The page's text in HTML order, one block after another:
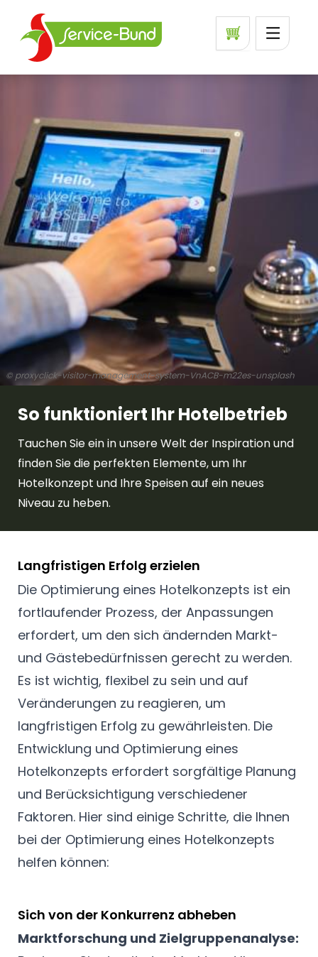
© proxyclick-visitor-management-system-VnACB-m22es-unsplash
So funktioniert Ihr Hotelbetrieb
Tauchen Sie ein in unsere Welt der Inspiration und
finden Sie die perfekten Elemente, um Ihr
Hotelkonzept und Ihre Speisen auf ein neues
Niveau zu heben.
Langfristigen Erfolg erzielen
Die Optimierung eines Hotelkonzepts ist ein
fortlaufender Prozess, der Anpassungen
erfordert, um den sich ändernden Markt-
und Gästebedürfnissen gerecht zu werden.
Es ist wichtig, flexibel zu sein und auf
Veränderungen zu reagieren, um
langfristigen Erfolg zu gewährleisten. Die
Entwicklung und Optimierung eines
Hotelkonzepts erfordert sorgfältige Planung
und Berücksichtigung verschiedener
Faktoren. Hier sind einige Schritte, die Ihnen
bei der Optimierung eines Hotelkonzepts
helfen können:
Sich von der Konkurrenz abheben
Marktforschung und Zielgruppenanalyse: